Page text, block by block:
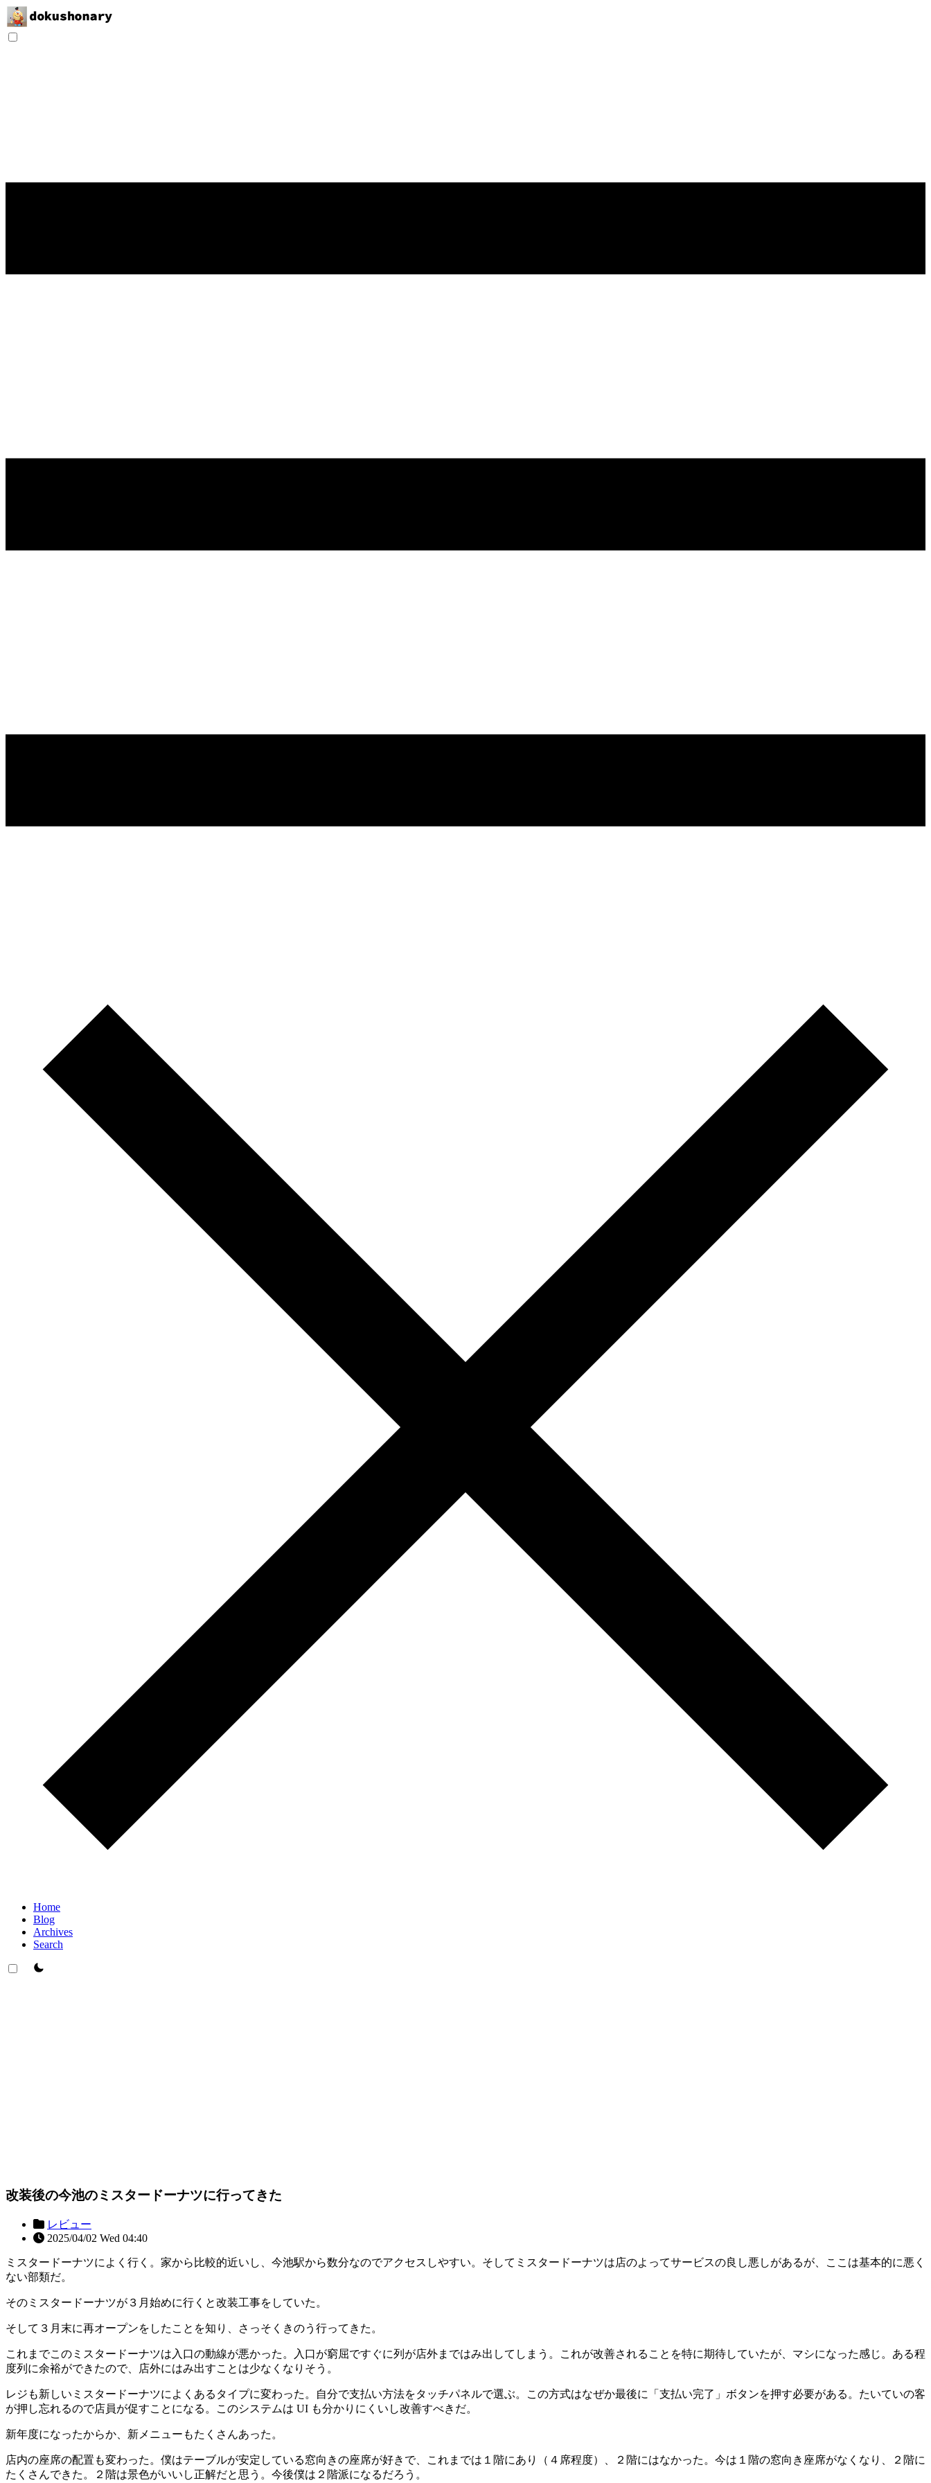
Home
Blog
Archives
Search
theme switcher
改装後の今池のミスタードーナツに行ってきた
レビュー
2025/04/02 Wed 04:40
ミスタードーナツによく行く。家から比較的近いし、今池駅から数分なのでアクセスしやすい。そしてミスタードーナツは店のよってサービスの良し悪しがあるが、ここは基本的に悪く
ない部類だ。
そのミスタードーナツが３月始めに行くと改装工事をしていた。
そして３月末に再オープンをしたことを知り、さっそくきのう行ってきた。
これまでこのミスタードーナツは入口の動線が悪かった。入口が窮屈ですぐに列が店外まではみ出してしまう。これが改善されることを特に期待していたが、マシになった感じ。ある程
度列に余裕ができたので、店外にはみ出すことは少なくなりそう。
レジも新しいミスタードーナツによくあるタイプに変わった。自分で支払い方法をタッチパネルで選ぶ。この方式はなぜか最後に「支払い完了」ボタンを押す必要がある。たいていの客
が押し忘れるので店員が促すことになる。このシステムは UI も分かりにくいし改善すべきだ。
新年度になったからか、新メニューもたくさんあった。
店内の座席の配置も変わった。僕はテーブルが安定している窓向きの座席が好きで、これまでは１階にあり（４席程度）、２階にはなかった。今は１階の窓向き座席がなくなり、２階に
たくさんできた。２階は景色がいいし正解だと思う。今後僕は２階派になるだろう。